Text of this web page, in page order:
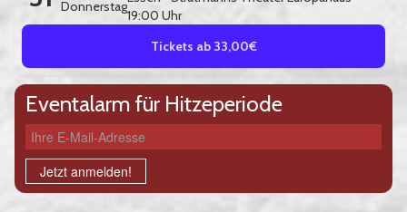
Donnerstag
19:00 Uhr
Tickets ab 33,00€
Eventalarm für Hitzeperiode
Ihre E-Mail-Adresse
Jetzt anmelden!